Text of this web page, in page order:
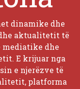
dinamike dhe
aktualitetit të
mediatike dhe
E krijuar nga
e njerëzve të
platforma